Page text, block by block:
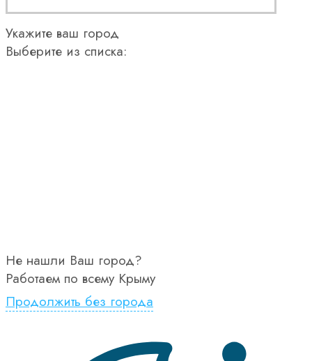
Укажите ваш город
Выберите из списка:
Не нашли Ваш город?
Работаем по всему Крыму
Продолжить без города